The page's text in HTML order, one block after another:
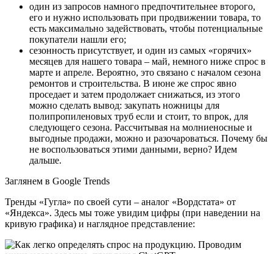
один из запросов намного предпочтительнее второго,
его и нужно использовать при продвижении товара, то
есть максимально задействовать, чтобы потенциальные
покупатели нашли его;
сезонность присутствует, и один из самых «горячих»
месяцев для нашего товара – май, немного ниже спрос в
марте и апреле. Вероятно, это связано с началом сезона
ремонтов и строительства. В июне же спрос явно
проседает и затем продолжает снижаться, из этого
можно сделать вывод: закупать ножницы для
полипропиленовых труб если и стоит, то впрок, для
следующего сезона. Рассчитывая на молниеносные и
выгодные продажи, можно и разочароваться. Почему бы
не воспользоваться этими данными, верно? Идем
дальше.
Заглянем в Google Trends
Тренды «Гугла» по своей сути – аналог «Вордстата» от
«Яндекса». Здесь мы тоже увидим цифры (при наведении на
кривую графика) и наглядное представление: